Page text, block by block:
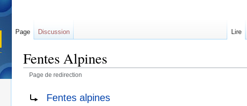
Fentes Alpines
Page de redirection
Fentes alpines
Page Discussion Lire